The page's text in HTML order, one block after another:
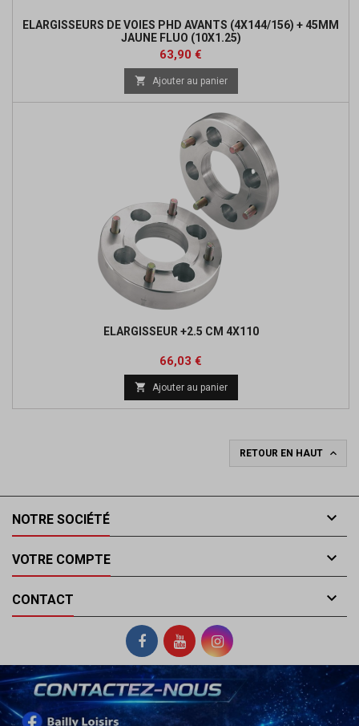
ELARGISSEURS DE VOIES PHD AVANTS (4X144/156) + 45MM
JAUNE FLUO (10X1.25)
Prix
63,90 €
base
 Ajouter au panier
ELARGISSEUR +2.5 CM 4X110
Prix
66,03 €
base
 Ajouter au panier
RETOUR EN HAUT 
NOTRE SOCIÉTÉ 
VOTRE COMPTE 
CONTACT 